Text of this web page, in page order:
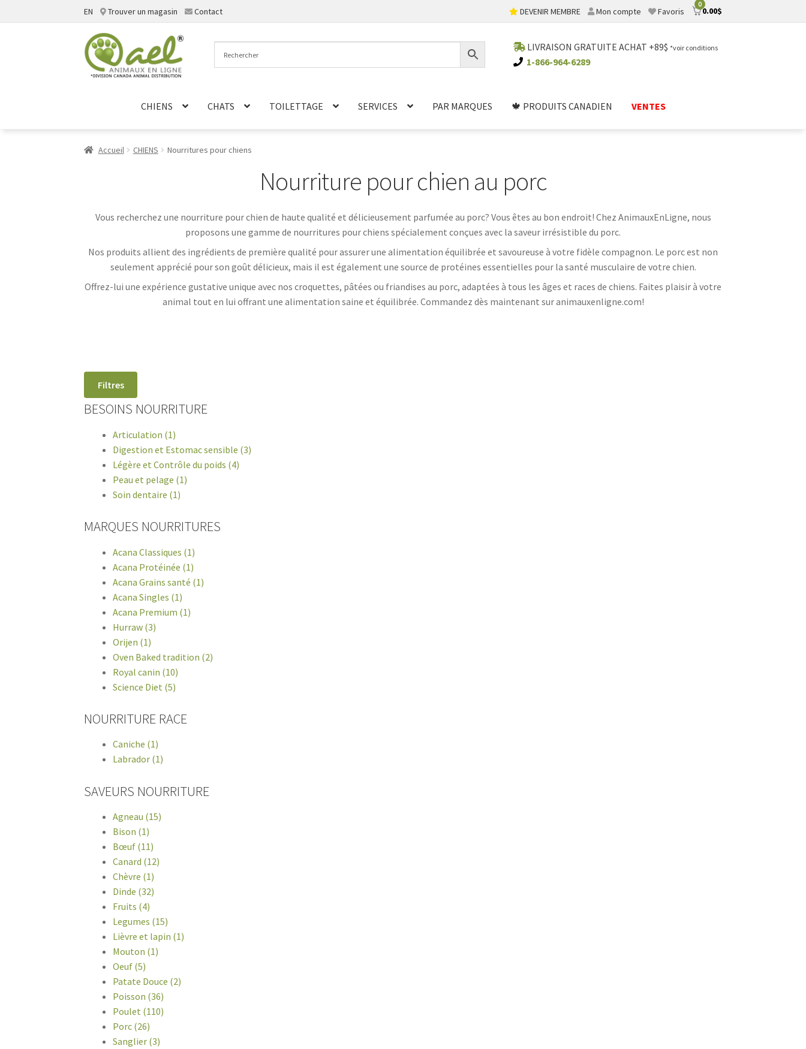
EN Trouver un magasin Contact
0
0.00$
DEVENIR MEMBRE Mon compte Favoris
Aller
à
la
Aller
au
contenu
LIVRAISON GRATUITE ACHAT +89$ *voir conditions
1-866-964-6289
CHIENS CHATS TOILETTAGE SERVICES PAR MARQUES 🍁 PRODUITS CANADIEN VENTES
Accueil CHIENS Nourritures pour chiens
Nourriture pour chien au porc
Vous recherchez une nourriture pour chien de haute qualité et délicieusement parfumée au porc? Vous êtes au bon endroit! Chez AnimauxEnLigne, nous
proposons une gamme de nourritures pour chiens spécialement conçues avec la saveur irrésistible du porc.
Nos produits allient des ingrédients de première qualité pour assurer une alimentation équilibrée et savoureuse à votre fidèle compagnon. Le porc est non
seulement apprécié pour son goût délicieux, mais il est également une source de protéines essentielles pour la santé musculaire de votre chien.
Offrez-lui une expérience gustative unique avec nos croquettes, pâtées ou friandises au porc, adaptées à tous les âges et races de chiens. Faites plaisir à votre
animal tout en lui offrant une alimentation saine et équilibrée. Commandez dès maintenant sur animauxenligne.com!
Filtres
BESOINS NOURRITURE
Articulation (1)
Digestion et Estomac sensible (3)
Légère et Contrôle du poids (4)
Peau et pelage (1)
Soin dentaire (1)
MARQUES NOURRITURES
Acana Classiques (1)
Acana Protéinée (1)
Acana Grains santé (1)
Acana Singles (1)
Acana Premium (1)
Hurraw (3)
Orijen (1)
Oven Baked tradition (2)
Royal canin (10)
Science Diet (5)
NOURRITURE RACE
Caniche (1)
Labrador (1)
SAVEURS NOURRITURE
Agneau (15)
Bison (1)
Bœuf (11)
Canard (12)
Chèvre (1)
Dinde (32)
Fruits (4)
Legumes (15)
Lièvre et lapin (1)
Mouton (1)
Oeuf (5)
Patate Douce (2)
Poisson (36)
Poulet (110)
Porc (26)
Sanglier (3)